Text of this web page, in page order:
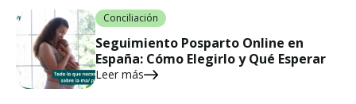
Conciliación
Seguimiento Posparto Online en
España: Cómo Elegirlo y Qué Esperar
Leer más